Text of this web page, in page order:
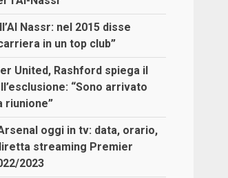
Nassr: nel 2015 disse
in un top club”
United, Rashford spiega il
“Sono arrivato
riunione”
oggi in tv: data, orario,
streaming Premier
2023